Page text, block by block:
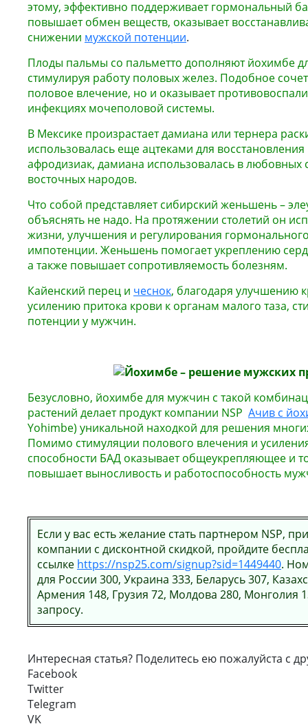
этому, эффективно поддерживает гормональный
повышает обмен веществ, оказывает
снижении мужской потенции.
Плоды пальмы со пальметто дополняют йохимбе
стимулируя работу половых желез. Подобное
половое влечение, но и оказывает
инфекциях мочеполовой системы.
В Мексике произрастает дамиана или тернера
использовалась еще ацтеками для
афродизиак, дамиана использовалась в любовных
восточных народов.
Что собой представляет сибирский женьшень –
объяснять не надо. На протяжении столетий он
жизни, улучшения и регулирования
импотенции. Женьшень помогает укреплению
а также повышает сопротивляемость болезням.
Кайенский перец и чеснок, благодаря улучшению
усилению притока крови к органам малого таза,
потенции у мужчин.
Безусловно, йохимбе для мужчин с такой
растений делает продукт компании NSP Ачив с
Yohimbe) уникальной находкой для решения
Помимо стимуляции полового влечения и
способности БАД оказывает общеукрепляющее и
повышает выносливость и работоспособность
Если у вас есть желание стать партнером NSP,
компании с дисконтной скидкой, пройдите
ссылке https://nsp25.com/signup?sid=1449440.
для России 300, Украина 333, Беларусь 307,
Армения 148, Грузия 72, Молдова 280, Монголия
запросу.
Интересная статья? Поделитесь ею пожалуйста с
Facebook
Twitter
Telegram
VK